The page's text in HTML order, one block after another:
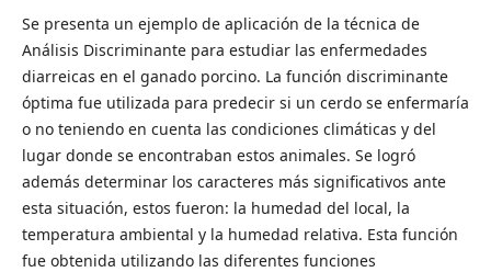
Se presenta un ejemplo de aplicación de la técnica de
Análisis Discriminante para estudiar las enfermedades
diarreicas en el ganado porcino. La función discriminante
óptima fue utilizada para predecir si un cerdo se enfermaría
o no teniendo en cuenta las condiciones climáticas y del
lugar donde se encontraban estos animales. Se logró
además determinar los caracteres más significativos ante
esta situación, estos fueron: la humedad del local, la
temperatura ambiental y la humedad relativa. Esta función
fue obtenida utilizando las diferentes funciones